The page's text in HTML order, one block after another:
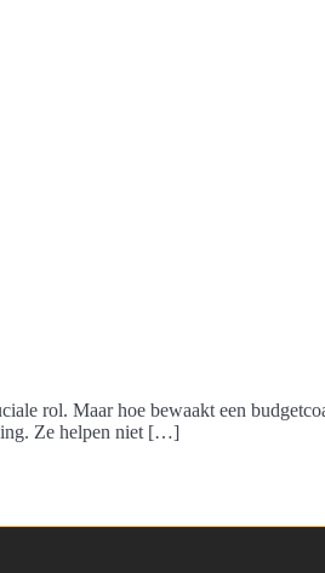
rol. Maar hoe bewaakt een
Ze helpen niet […]